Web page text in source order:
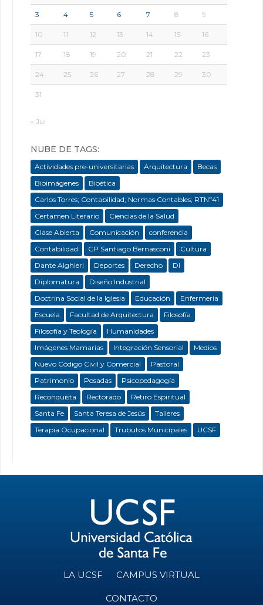
3 4 5 6 7 8 9
10 11 12 13 14 15 16
17 18 19 20 21 22 23
24 25 26 27 28 29 30
31
« Jul
NUBE DE TAGS:
Actividades pre-universitarias Arquitectura
Becas
Bioimágenes
Bioética
Carlos Torres; Contabilidad; Normas Contables; RTNº41
Certamen Literario
Ciencias de la Salud
Clase Abierta
Comunicación
conferencia
Contabilidad
CP Santiago Bernasconi
Cultura
Dante Alghieri
Deportes Derecho
DI
Diplomatura
Diseño Industrial
Doctrina Social de la Iglesia
Educación
Enfermeria
Escuela
Facultad de Arquitectura
Filosofía
Filosofía y Teología
Humanidades
Imágenes Mamarias
Integración Sensorial
Medios
Nuevo Código Civil y Comercial
Pastoral
Patrimonio
Posadas
Psicopedagogía
Reconquista
Rectorado
Retiro Espiritual
Santa Fe
Santa Teresa de Jesús
Talleres
Terapia Ocupacional
Trubutos Municipales UCSF
LA UCSF CAMPUS VIRTUAL
CONTACTO